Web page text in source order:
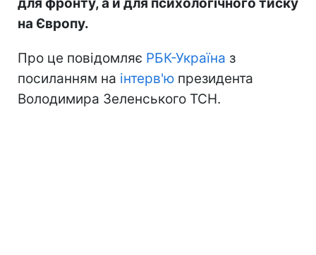
на Європу.
Про це повідомляє РБК-Україна з
посиланням на інтерв'ю президента
Володимира Зеленського ТСН.